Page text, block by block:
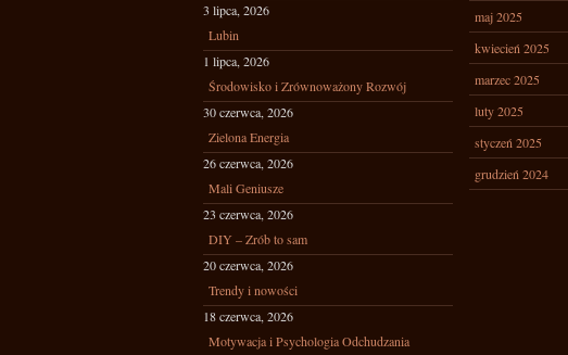
3 lipca, 2026
Lubin
1 lipca, 2026
Środowisko i Zrównoważony Rozwój
30 czerwca, 2026
Zielona Energia
26 czerwca, 2026
Mali Geniusze
23 czerwca, 2026
DIY – Zrób to sam
20 czerwca, 2026
Trendy i nowości
18 czerwca, 2026
Motywacja i Psychologia Odchudzania
maj 2025
kwiecień 2025
marzec 2025
luty 2025
styczeń 2025
grudzień 2024